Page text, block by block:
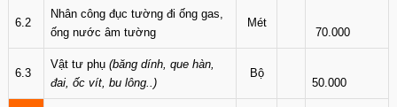
6.2
Nhân công đục tường đi ống gas,
ống nước âm tường
Mét
70.000
6.3
Vật tư phụ (băng dính, que hàn,
đai, ốc vít, bu lông..)
Bộ
50.000